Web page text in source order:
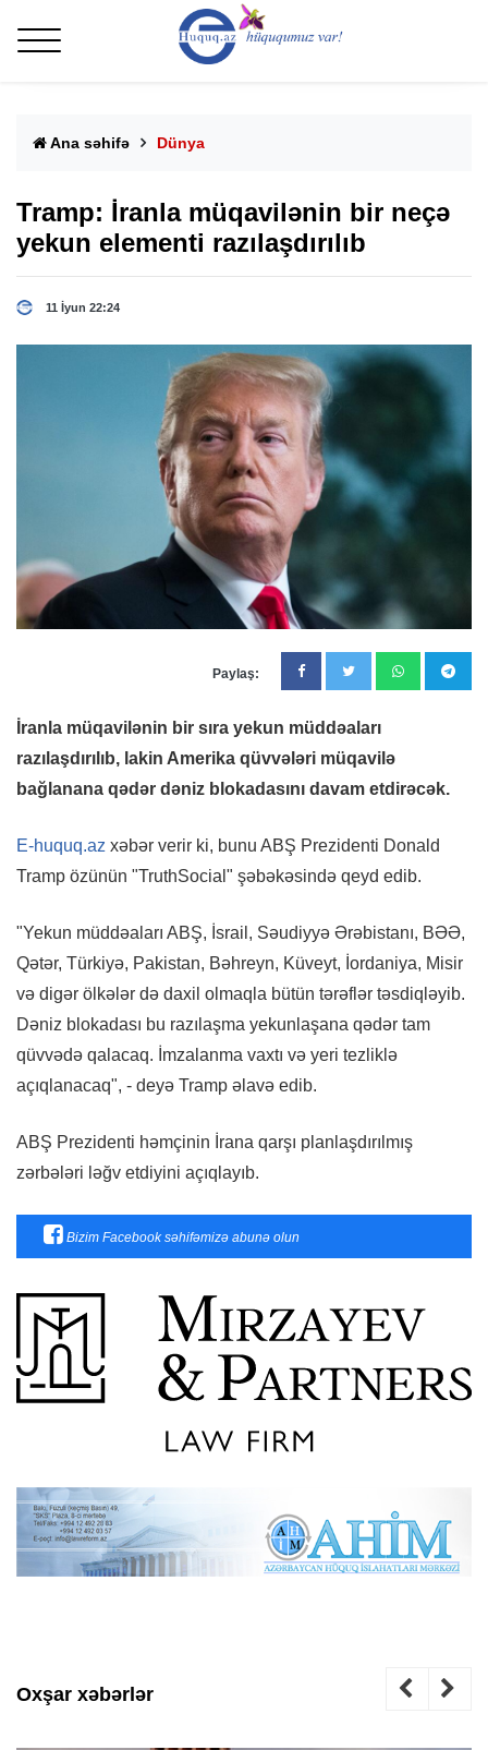
Ana səhifə Dünya
Tramp: İranla müqavilənin bir neçə
yekun elementi razılaşdırılıb
11 İyun 22:24
Paylaş:
İranla müqavilənin bir sıra yekun müddəaları
razılaşdırılıb, lakin Amerika qüvvələri müqavilə
bağlanana qədər dəniz blokadasını davam etdirəcək.
E-huquq.az xəbər verir ki, bunu ABŞ Prezidenti Donald
Tramp özünün "TruthSocial" şəbəkəsində qeyd edib.
"Yekun müddəaları ABŞ, İsrail, Səudiyyə Ərəbistanı, BƏƏ,
Qətər, Türkiyə, Pakistan, Bəhreyn, Küveyt, İordaniya, Misir
və digər ölkələr də daxil olmaqla bütün tərəflər təsdiqləyib.
Dəniz blokadası bu razılaşma yekunlaşana qədər tam
qüvvədə qalacaq. İmzalanma vaxtı və yeri tezliklə
açıqlanacaq", - deyə Tramp əlavə edib.
ABŞ Prezidenti həmçinin İrana qarşı planlaşdırılmış
zərbələri ləğv etdiyini açıqlayıb.
Bizim Facebook səhifəmizə abunə olun
Oxşar xəbərlər